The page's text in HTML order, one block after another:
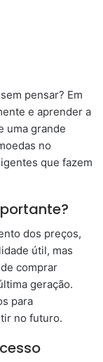
pensar? Em
e aprender a
uma grande
no
que fazem
dos preços,
útil, mas
comprar
geração.
para
no futuro.